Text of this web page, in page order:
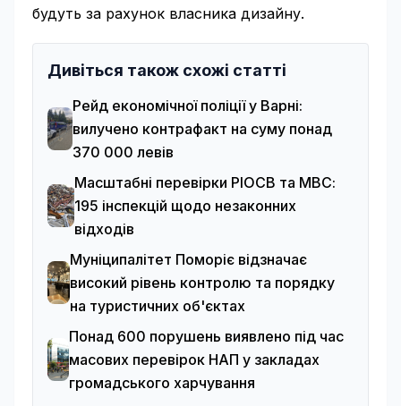
будуть за рахунок власника дизайну.
Дивіться також схожі статті
Рейд економічної поліції у Варні:
вилучено контрафакт на суму понад
370 000 левів
Масштабні перевірки РІОСВ та МВС:
195 інспекцій щодо незаконних
відходів
Муніципалітет Поморіє відзначає
високий рівень контролю та порядку
на туристичних об'єктах
Понад 600 порушень виявлено під час
масових перевірок НАП у закладах
громадського харчування